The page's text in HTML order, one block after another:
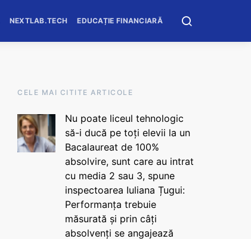
NEXTLAB.TECH EDUCAȚIE FINANCIARĂ
CELE MAI CITITE ARTICOLE
Nu poate liceul tehnologic
să-i ducă pe toți elevii la un
Bacalaureat de 100%
absolvire, sunt care au intrat
cu media 2 sau 3, spune
inspectoarea Iuliana Țugui:
Performanța trebuie
măsurată și prin câți
absolvenți se angajează